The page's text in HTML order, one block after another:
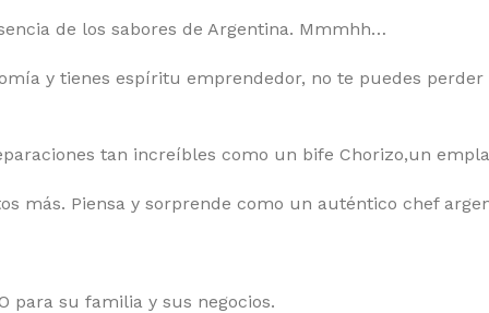
de los sabores de Argentina. Mmmhh…
y tienes espíritu emprendedor, no te puedes perder
tan increíbles como un bife Chorizo,un
más. Piensa y sorprende como un auténtico chef
para su familia y sus negocios.